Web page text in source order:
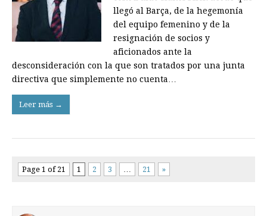
llegó al Barça, de la hegemonía
del equipo femenino y de la
resignación de socios y
aficionados ante la
desconsideración con la que son tratados por una junta
directiva que simplemente no cuenta…
Leer más →
Page 1 of 21 1 2 3 21 »